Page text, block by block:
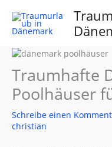
Inhalt
springen
Traumhafte
Poolhäuser
Schreibe einen
christian